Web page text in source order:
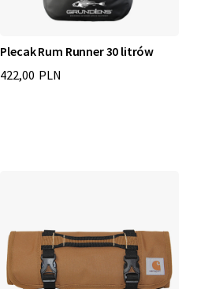
Plecak Rum Runner 30 litrów
422,00 PLN